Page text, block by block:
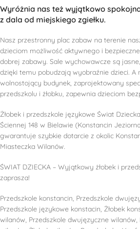
Wyróżnia nas też wyjątkowo
z dala od miejskiego zgiełku.
Nasz przestronny plac zabaw na terenie
dzieciom możliwość aktywnego i
dobrej zabawy. Sale wychowawcze są
dzięki temu pobudzają wyobraźnie dzieci. A
wolnostojący budynek, zaprojektowany
przedszkolu i żłobku, zapewnia dzieciom
Żłobek i przedszkole językowe Świat
Ściennej 148 w Bielawie (Konstancin
gwarantuje szybkie dotarcie z okolic
Miasteczka Wilanów.
ŚWIAT DZIECKA – Wyjątkowy żłobek i
zaprasza!
Przedszkole konstancin, Przedszkole
Przedszkole językowe konstacin, Żłobek
wilanów, Przedszkole dwujęzyczne